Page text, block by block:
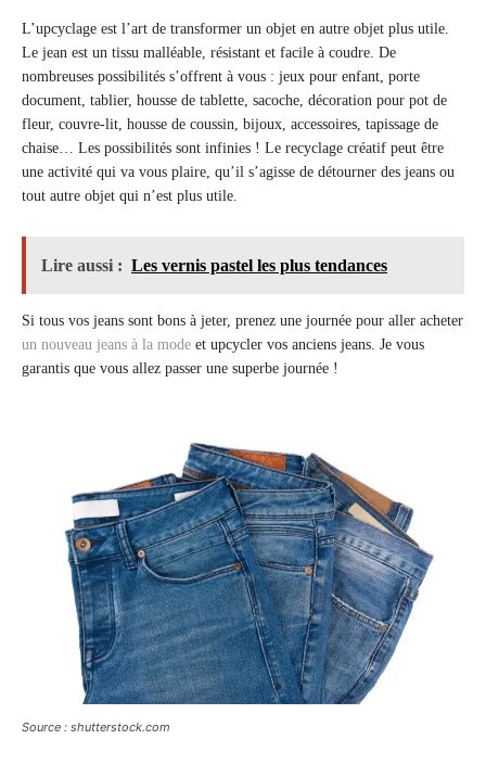
L’upcyclage est l’art de transformer un objet en autre objet plus utile.
Le jean est un tissu malléable, résistant et facile à coudre. De
nombreuses possibilités s’offrent à vous : jeux pour enfant, porte
document, tablier, housse de tablette, sacoche, décoration pour pot de
fleur, couvre-lit, housse de coussin, bijoux, accessoires, tapissage de
chaise… Les possibilités sont infinies ! Le recyclage créatif peut être
une activité qui va vous plaire, qu’il s’agisse de détourner des jeans ou
tout autre objet qui n’est plus utile.
Lire aussi : Les vernis pastel les plus tendances
Si tous vos jeans sont bons à jeter, prenez une journée pour aller acheter
un nouveau jeans à la mode et upcycler vos anciens jeans. Je vous
garantis que vous allez passer une superbe journée !
Source : shutterstock.com